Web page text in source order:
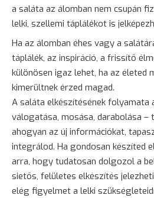
a saláta az álomban nem csupán
lelki, szellemi táplálékot is
Ha az álomban éhes vagy a
táplálék, az inspiráció, a frissítő
különösen igaz lehet, ha az életed
kimerültnek érzed magad.
A saláta elkészítésének folyamata
válogatása, mosása, darabolása
ahogyan az új információkat,
integrálod. Ha gondosan készíted
arra, hogy tudatosan dolgozol a
sietős, felületes elkészítés
elég figyelmet a lelki